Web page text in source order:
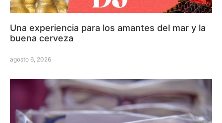
Una experiencia para los amantes del mar y la
buena cerveza
agosto 6, 2026